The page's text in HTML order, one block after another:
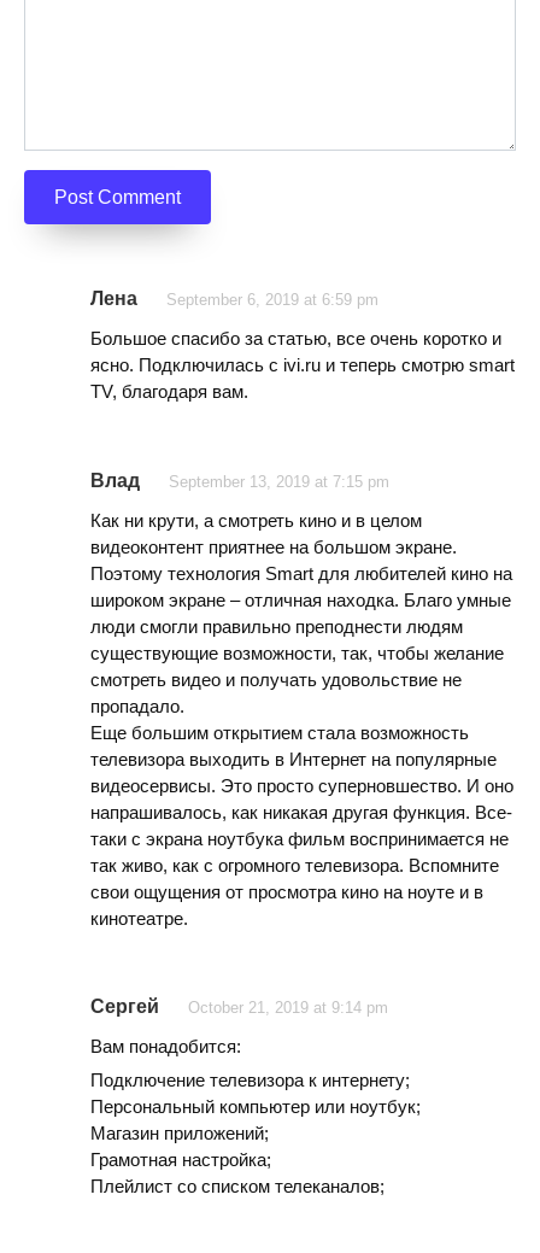
Лена September 6, 2019 at 6:59 pm
Большое спасибо за статью, все очень коротко и
ясно. Подключилась с ivi.ru и теперь смотрю smart
TV, благодаря вам.
Влад September 13, 2019 at 7:15 pm
Как ни крути, а смотреть кино и в целом
видеоконтент приятнее на большом экране.
Поэтому технология Smart для любителей кино на
широком экране – отличная находка. Благо умные
люди смогли правильно преподнести людям
существующие возможности, так, чтобы желание
смотреть видео и получать удовольствие не
пропадало.
Еще большим открытием стала возможность
телевизора выходить в Интернет на популярные
видеосервисы. Это просто суперновшество. И оно
напрашивалось, как никакая другая функция. Все-
таки с экрана ноутбука фильм воспринимается не
так живо, как с огромного телевизора. Вспомните
свои ощущения от просмотра кино на ноуте и в
кинотеатре.
Сергей October 21, 2019 at 9:14 pm
Вам понадобится:
Подключение телевизора к интернету;
Персональный компьютер или ноутбук;
Магазин приложений;
Грамотная настройка;
Плейлист со списком телеканалов;